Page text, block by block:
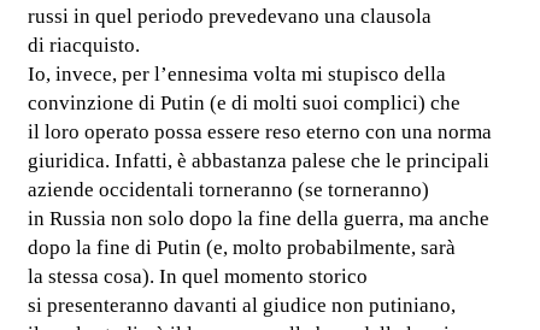
russi in quel periodo prevedevano una clausola
di riacquisto.
Io, invece, per l’ennesima volta mi stupisco della
convinzione di Putin (e di molti suoi complici) che
il loro operato possa essere reso eterno con una norma
giuridica. Infatti, è abbastanza palese che le principali
aziende occidentali torneranno (se torneranno)
in Russia non solo dopo la fine della guerra, ma anche
dopo la fine di Putin (e, molto probabilmente, sarà
la stessa cosa). In quel momento storico
si presenteranno davanti al giudice non putiniano,